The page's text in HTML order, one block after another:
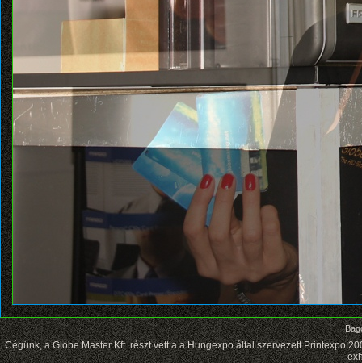
Cégünk, a Globe Master Kft. részt vett a a Hungexpo által szervezett Printexpo